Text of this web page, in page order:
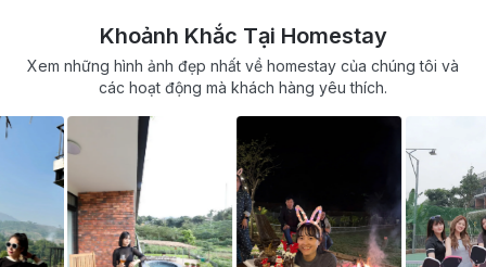
Khoảnh Khắc Tại Homestay
Xem những hình ảnh đẹp nhất về homestay của chúng tôi và
các hoạt động mà khách hàng yêu thích.